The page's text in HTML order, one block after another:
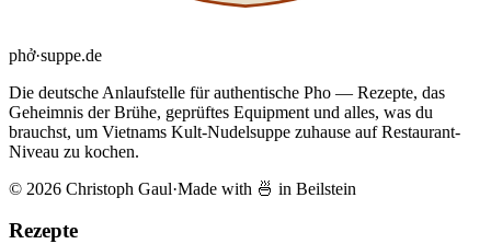
phở·suppe.de
Die deutsche Anlaufstelle für authentische Pho — Rezepte, das
Geheimnis der Brühe, geprüftes Equipment und alles, was du
brauchst, um Vietnams Kult-Nudelsuppe zuhause auf Restaurant-
Niveau zu kochen.
© 2026 Christoph Gaul·Made with 🍜 in Beilstein
Rezepte